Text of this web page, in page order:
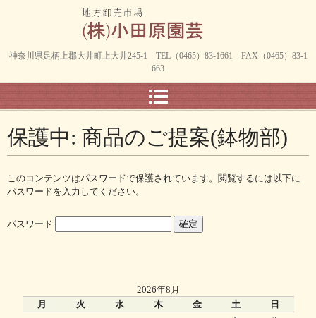
神奈川県足柄上郡大井町上大井245-1 TEL（0465）83-1661 FAX（0465）83-1
663
保護中: 商品のご提案(鉢物部)
このコンテンツはパスワードで保護されています。閲覧するには以下に
パスワードを入力してください。
パスワード
2026年8月
月
火 水 木 金 土 日